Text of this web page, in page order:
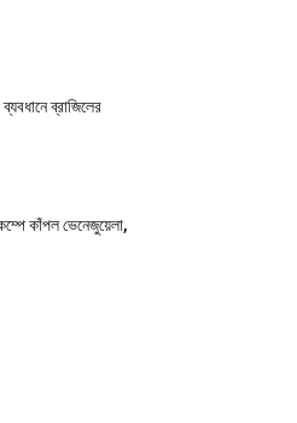
ব্রাজিলের
কাঁপল ভেনেজুয়েলা,